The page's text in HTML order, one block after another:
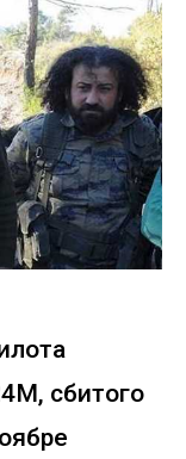
сбитого